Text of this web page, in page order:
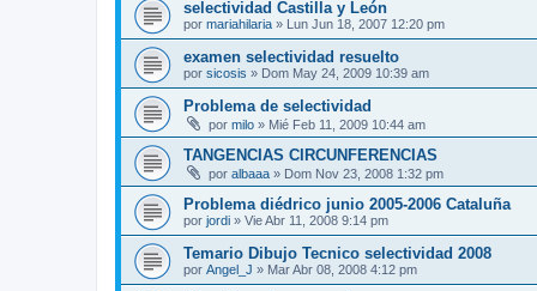
selectividad Castilla y León
por mariahilaria » Lun Jun 18, 2007 12:20 pm
examen selectividad resuelto
por sicosis » Dom May 24, 2009 10:39 am
Problema de selectividad
por milo » Mié Feb 11, 2009 10:44 am
TANGENCIAS CIRCUNFERENCIAS
por albaaa » Dom Nov 23, 2008 1:32 pm
Problema diédrico junio 2005-2006 Cataluña
por jordi » Vie Abr 11, 2008 9:14 pm
Temario Dibujo Tecnico selectividad 2008
por Angel_J » Mar Abr 08, 2008 4:12 pm